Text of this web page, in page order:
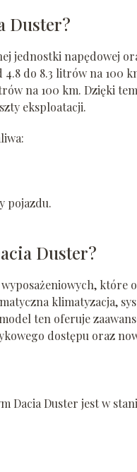
Duster?
jednostki napędowej
do 8.3 litrów na 100
na 100 km. Dzięki
eksploatacji.
pojazdu.
Duster?
które
klimatyzacja,
ten oferuje
dostępu oraz
Duster jest w